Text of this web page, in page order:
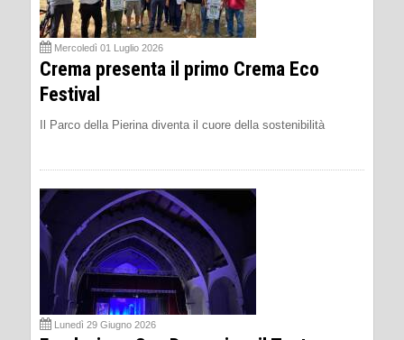
Mercoledì 01 Luglio 2026
Crema presenta il primo Crema Eco
Festival
Il Parco della Pierina diventa il cuore della sostenibilità
Lunedì 29 Giugno 2026